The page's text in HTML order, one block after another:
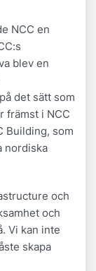
NCC en
blev en
det sätt som
främst i NCC
Building, som
nordiska
och
och
Vi kan inte
skapa